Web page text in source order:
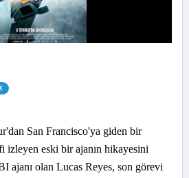
San Francisco'ya giden bir
izleyen eski bir ajanın hikayesini
ajanı olan Lucas Reyes, son görevi